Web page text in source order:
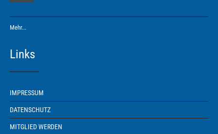
Mehr...
Links
IMPRESSUM
DATENSCHUTZ
MITGLIED WERDEN